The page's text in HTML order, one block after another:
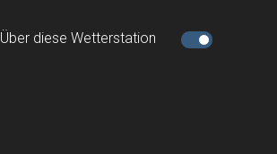
Über diese Wetterstation